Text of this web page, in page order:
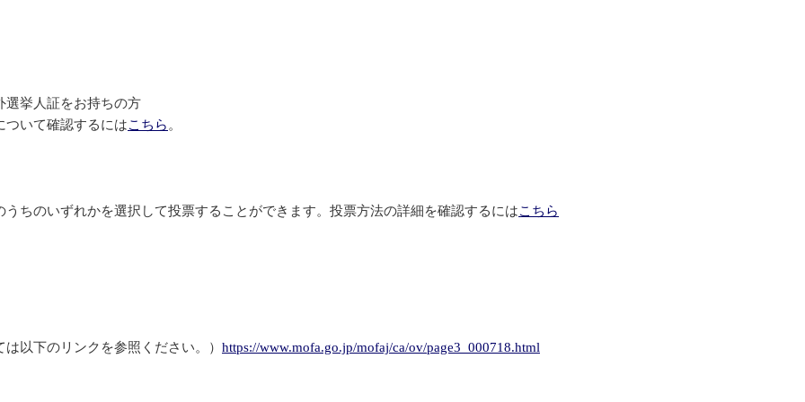
挙人証をお持ちの方
いて確認するにはこちら 。
のいずれかを選択して投票することができます。投票方法の詳細を確認するにはこちら
以下のリンクを参照ください。） https://www.mofa.go.jp/mofaj/ca/ov/page3_000718.html